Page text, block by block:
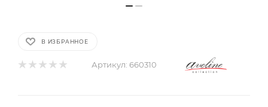
В ИЗБРАННОЕ
Артикул: 660310